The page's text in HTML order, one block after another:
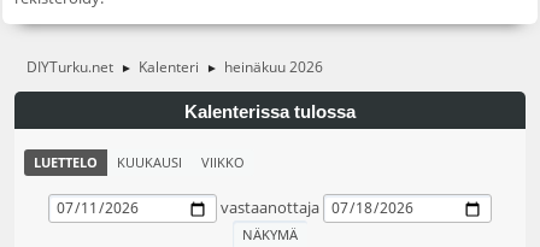
DIYTurku.net ► Kalenteri ► heinäkuu 2026
Kalenterissa tulossa
LUETTELO KUUKAUSI VIIKKO
vastaanottaja